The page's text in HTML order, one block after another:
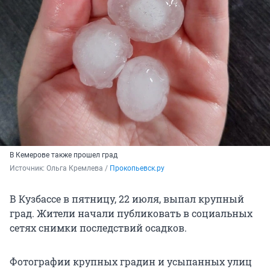
В Кемерове также прошел град
Источник: Ольга Кремлева / Прокопьевск.ру
В Кузбассе в пятницу, 22 июля, выпал крупный
град. Жители начали публиковать в социальных
сетях снимки последствий осадков.
Фотографии крупных градин и усыпанных улиц